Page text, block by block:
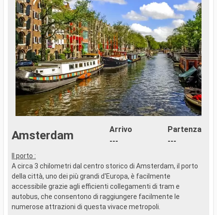
Amsterdam
Arrivo
---
Partenza
---
Il porto :
A circa 3 chilometri dal centro storico di Amsterdam, il porto
della città, uno dei più grandi d'Europa, è facilmente
accessibile grazie agli efficienti collegamenti di tram e
autobus, che consentono di raggiungere facilmente le
numerose attrazioni di questa vivace metropoli.